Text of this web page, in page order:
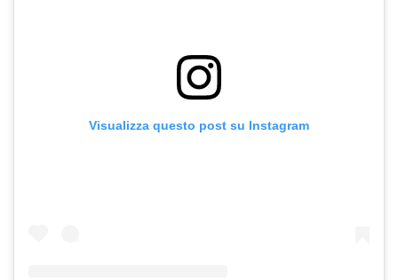
Visualizza questo post su Instagram